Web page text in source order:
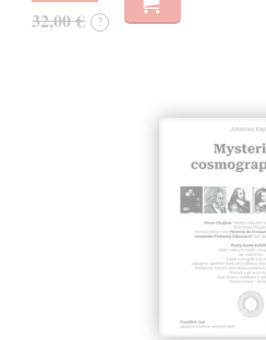
32,00 € ?